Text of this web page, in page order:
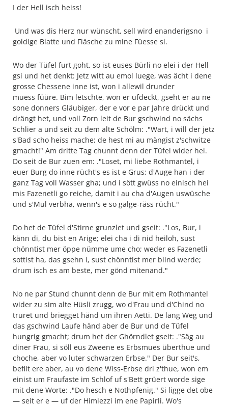
I der Hell isch heiss!
Und was dis Herz nur wünscht, sell wird enanderigsno i
goldige Blatte und Fläsche zu mine Füesse si.
Wo der Tüfel furt goht, so ist euses Bürli no elei i der Hell
gsi und het denkt: Jetz witt au emol luege, was ächt i dene
grosse Chessene inne ist, won i allewil drunder
muess füüre. Bim letschte, won er ufdeckt, gseht er au ne
sone donners Gläubiger, der e vor e par Jahre drückt und
drängt het, und voll Zorn leit de Bur gschwind no sächs
Schlier a und seit zu dem alte Schölm: ."Wart, i will der jetz
s'Bad scho heiss mache; de hest mi au mängist z'schwitze
gmacht!" Am dritte Tag chunnt denn der Tüfel wider hei.
Do seit de Bur zuen em: ."Loset, mi liebe Rothmantel, i
euer Burg do inne rücht's es ist e Grus; d'Auge han i der
ganz Tag voll Wasser gha; und i sött gwüss no einisch hei
mis Fazenetli go reiche, damit i au cha d'Augen uswüsche
und s'Mul verbha, wenn's e so galge-räss rücht."
Do het de Tüfel d'Stirne grunzlet und gseit: ."Los, Bur, i
känn di, du bist en Arige; elei cha i di nid heiloh, sust
chönntist mer öppe nümme ume cho; weder es Fazenetli
sottist ha, das gsehn i, sust chönntist mer blind werde;
drum isch es am beste, mer gönd mitenand."
No ne par Stund chunnt denn de Bur mit em Rothmantel
wider zu sim alte Hüsli zrugg, wo d'Frau und d'Chind no
truret und briegget händ um ihren Aetti. De lang Weg und
das gschwind Laufe händ aber de Bur und de Tüfel
hungrig gmacht; drum het der Ghörndlet gseit: ."Säg au
diner Frau, si söll eus Zweene es Erbsmues überthue und
choche, aber vo luter schwarzen Erbse." Der Bur seit's,
befilt ere aber, au vo dene Wiss-Erbse dri z'thue, won em
einist um Fraufaste im Schlof uf s'Bett grüert worde sige
mit dene Worte: ."Do hesch e Nothpfenig." Si ligge det obe
— seit er e — uf der Himlezzi im ene Papirli. Wo's